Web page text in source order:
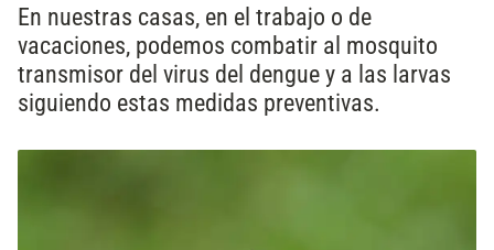
En nuestras casas, en el trabajo o de
vacaciones, podemos combatir al mosquito
transmisor del virus del dengue y a las larvas
siguiendo estas medidas preventivas.